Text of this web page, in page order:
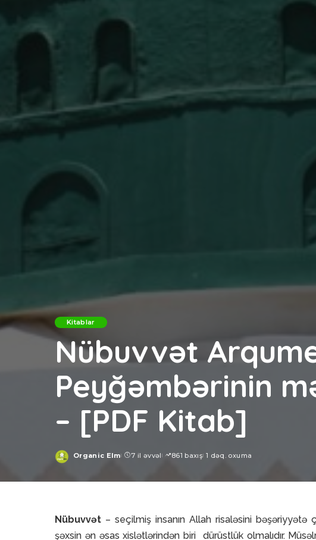
Kitablar
Nübuvvət
Peyğəmbərinin
– [PDF Kitab]
Posted
Organic Elm 7 il əvvəl 861 baxış 1 dəq. oxuma
Nübuvvət – seçilmiş insanın Allah risaləsini bəşəriyyətə
şəxsin ən əsas xislətlərindən biri dürüstlük olmalıdır.